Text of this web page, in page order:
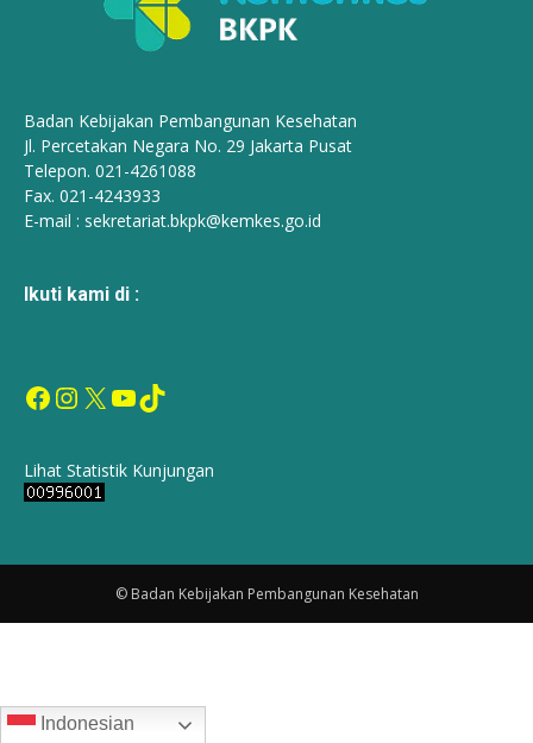
Badan Kebijakan Pembangunan Kesehatan
Jl. Percetakan Negara No. 29 Jakarta Pusat
Telepon. 021-4261088
Fax. 021-4243933
E-mail : sekretariat.bkpk@kemkes.go.id
Ikuti kami di :
Facebook
Instagram
X YouTube
TikTok
Lihat Statistik Kunjungan
© Badan Kebijakan Pembangunan Kesehatan
Indonesian